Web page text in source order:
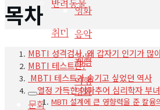
반려동물
취미
게임
영화
영화
음악
운동
여행
문화
목차
MBTI 성격검사, 왜 갑자기 인기가 많
MBTI 테스트란?
MBTI 테스트가 숨기고 싶었던 역사
열정 가득한 아마추어 심리학자 부녀
MBTI 설계에 큰 영향력을 준 칼융